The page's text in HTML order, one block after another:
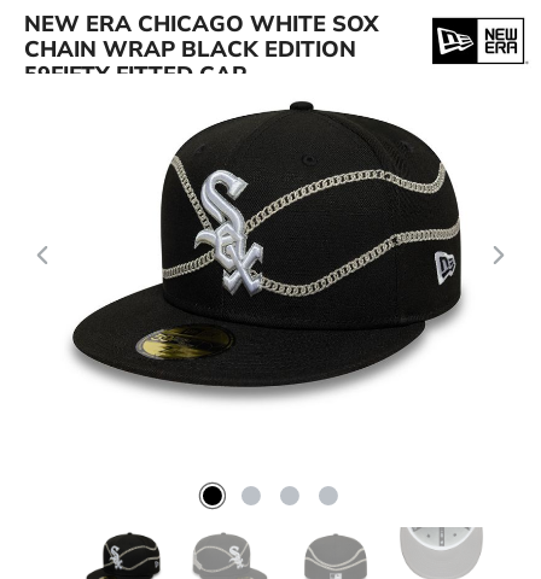
NEW ERA CHICAGO WHITE SOX
CHAIN WRAP BLACK EDITION
59FIFTY FITTED CAP
Bildergalerie überspringen